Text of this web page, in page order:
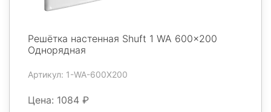
Решётка настенная Shuft 1 WA 600x200
Однорядная
Артикул: 1-WA-600X200
Цена: 1084 ₽